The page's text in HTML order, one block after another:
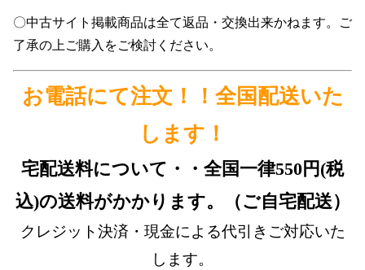
〇中古サイト掲載商品は全て返品・交換出来かねます。ご
了承の上ご購入をご検討ください。
お電話にて注文！！全国配送いた
します！
宅配送料について・・全国一律550円(税
込)の送料がかかります。（ご自宅配送）
クレジット決済・現金による代引きご対応いた
します。